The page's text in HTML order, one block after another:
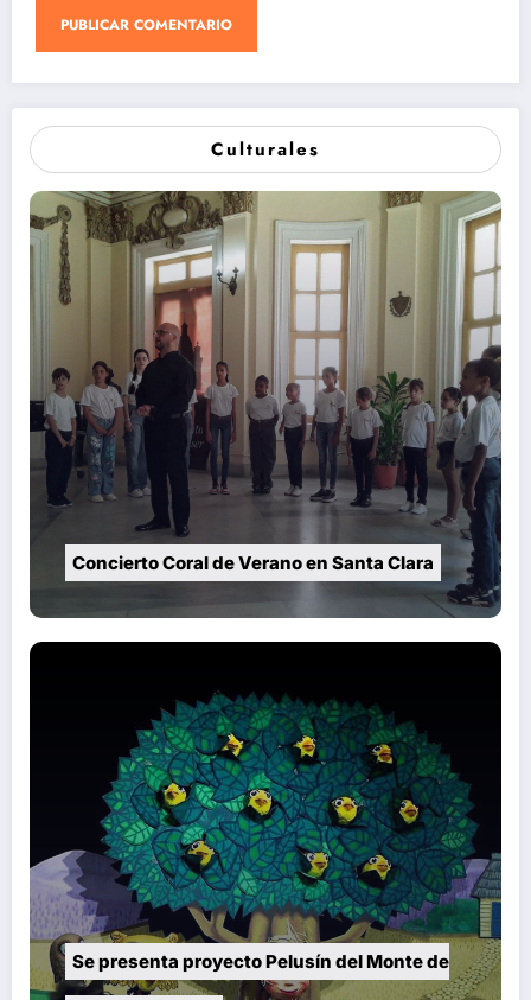
Culturales
Concierto Coral de Verano en Santa Clara
Se presenta proyecto Pelusín del Monte de